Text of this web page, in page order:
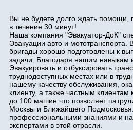
Вы не будете долго ждать помощи,
в течение 30 минут!
Наша компания "Эвакуатор-ДоК"
Эвакуации авто и мототранспорта.
бригады хорошо подготовлены к
задачи. Благодаря нашим
Эвакуировать и отбуксировать
труднодоступных местах или в
нашему качеству обслуживания,
клиенту, а также частным
до 100 машин что позволяет
Москвы и Ближайшего
профессиональными знаниями и
экспертами в этой отрасли.